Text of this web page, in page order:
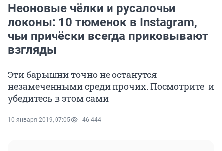
Неоновые чёлки и русалочьи
локоны: 10 тюменок в Instagram,
чьи причёски всегда приковывают
взгляды
Эти барышни точно не останутся
незамеченными среди прочих. Посмотрите и
убедитесь в этом сами
10 января 2019, 07:05 46 444